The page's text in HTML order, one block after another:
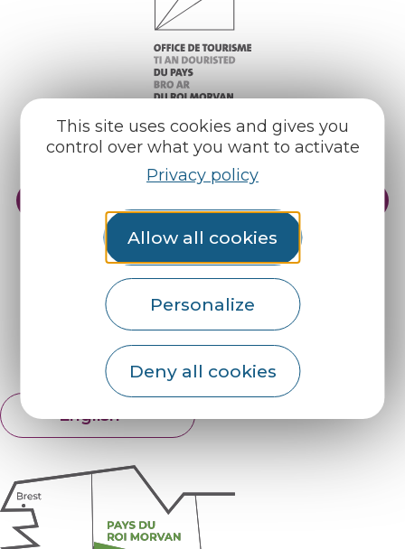
This site uses cookies and gives you
control over what you want to activate
Privacy policy
Allow all cookies
Personalize
Deny all cookies
Our brochures
Weather
Find us on :
Espace pro Partners
English
Français